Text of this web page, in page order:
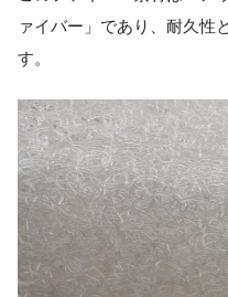
ァイバー」であり、耐久性
す。